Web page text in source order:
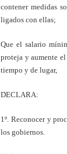
contener medidas
ligados con ellas;
Que el salario
proteja y aumente
tiempo y de lugar,
DECLARA:
1º. Reconocer y
los gobiernos.